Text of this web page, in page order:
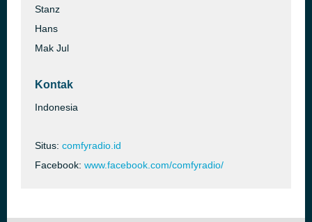
Stanz
Hans
Mak Jul
Kontak
Indonesia
Situs: comfyradio.id
Facebook: www.facebook.com/comfyradio/